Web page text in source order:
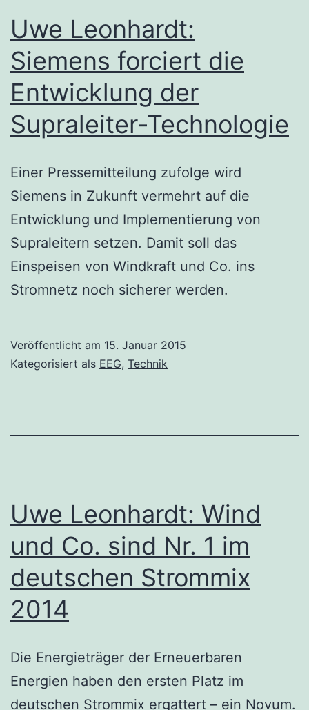
Uwe Leonhardt:
Siemens forciert die
Entwicklung der
Supraleiter-Technologie
Einer Pressemitteilung zufolge wird
Siemens in Zukunft vermehrt auf die
Entwicklung und Implementierung von
Supraleitern setzen. Damit soll das
Einspeisen von Windkraft und Co. ins
Stromnetz noch sicherer werden.
Veröffentlicht am 15. Januar 2015
Kategorisiert als EEG, Technik
Uwe Leonhardt: Wind
und Co. sind Nr. 1 im
deutschen Strommix
2014
Die Energieträger der Erneuerbaren
Energien haben den ersten Platz im
deutschen Strommix ergattert – ein Novum.